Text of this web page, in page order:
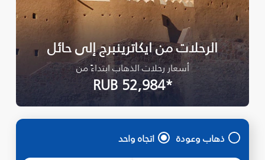
الرحلات من ايكاترينبرج إلى حائل
أسعار رحلات الذهاب ابتداءً من
*RUB 52,984
ذهاب وعودة اتجاه واحد